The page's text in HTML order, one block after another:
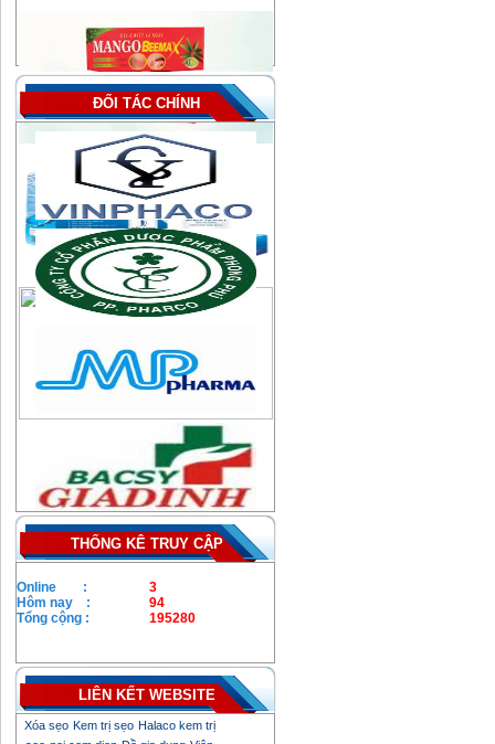
ĐỐI TÁC CHÍNH
THỐNG KÊ TRUY CẬP
Online :
3
Hôm nay :
94
Tổng cộng :
195280
LIÊN KẾT WEBSITE
Xóa sẹo Kem trị sẹo Halaco kem trị